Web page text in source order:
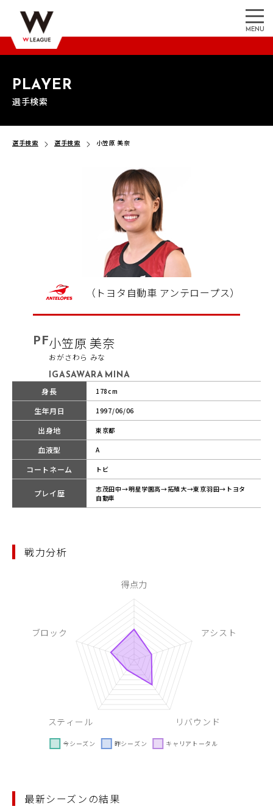
MENU
PLAYER
選手検索
選手検索 選手検索 小笠原 美奈
（トヨタ自動車 アンテロープス）
PF小笠原 美奈
おがさわら みな
IGASAWARA MINA
身長 178cm
生年月日 1997/06/06
出身地 東京都
血液型 A
コートネーム トビ
プレイ歴
志茂田中→明星学園高→拓殖大→東京羽田→トヨタ
自動車
戦力分析
最新シーズンの結果